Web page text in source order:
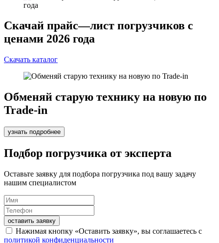
Скачай прайс—лист погрузчиков с
ценами 2026 года
Скачать каталог
Обменяй старую технику на новую по
Trade-in
узнать подробнее
Подбор погрузчика от эксперта
Оставьте заявку для подбора погрузчика под вашу задачу
нашим специалистом
оставить заявку
Нажимая кнопку «Оставить заявку», вы соглашаетесь с
политикой конфиденциальности